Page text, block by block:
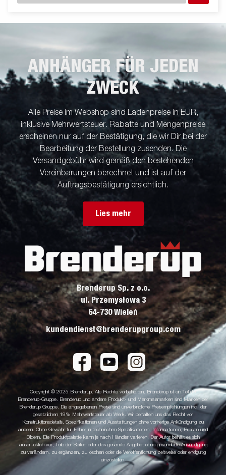
ANHÄNGER FÜR JEDEN
ZWECK
Alle Preise im Webshop sind Ladenpreise in EUR,
inklusive Mehrwertsteuer. Rabatte und Mengenpreise
erscheinen nur auf der Bestätigung, die wir Dir bei der
Bearbeitung der Bestellung zusenden. Die
Versandgebühr wird gemäß den bestehenden
Vereinbarungen berechnet und ist auf der
Auftragsbestätigung ersichtlich.
Lies mehr
Brenderup Sp. z o.o.
ul. Przemysłowa 3
64-730 Wieleń
kundendienst@brenderupgroup.com
Copyright © 2025 Brenderup. Alle Rechte vorbehalten. Brenderup ist ein Teil der
Brenderup-Gruppe. Brenderup und andere Produkt- und Merkmalsmarken sind Marken der
Brenderup Gruppe. Die angegebenen Preise sind unverbindliche Preisempfehlungen incl. der
gesetzlichen 19% Mehrwertsteuer ab Werk. Wir behalten uns das Recht vor
Konstruktionsdetails, Spezifikationen und Ausstattungen ohne vorherige Ankündigung zu
ändern. Ohne Gewähr für Fehler in technischen Spezifikationen, Informationen, Preisen und
Bildern. Die Produktpalette kann je nach Händler variieren. Der Autor behält es sich
ausdrücklich vor, Teile der Seiten oder das gesamte Angebot ohne gesonderte Ankündigung
zu verändern, zu ergänzen, zu löschen oder die Veröffentlichung zeitweise oder endgültig
einzustellen.